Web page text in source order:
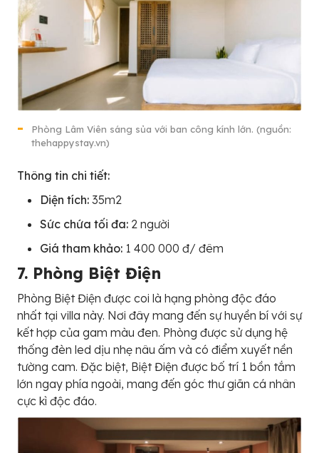
Phòng Lâm Viên sáng sủa với ban công kính lớn. (nguồn:
thehappystay.vn)
Thông tin chi tiết:
Diện tích: 35m2
Sức chứa tối đa: 2 người
Giá tham khảo: 1 400 000 đ/ đêm
7. Phòng Biệt Điện
Phòng Biệt Điện được coi là hạng phòng độc đáo
nhất tại villa này. Nơi đây mang đến sự huyền bí với sự
kết hợp của gam màu đen. Phòng được sử dụng hệ
thống đèn led dịu nhẹ nâu ấm và có điểm xuyết nền
tường cam. Đặc biệt, Biệt Điện được bố trí 1 bồn tắm
lớn ngay phía ngoài, mang đến góc thư giãn cá nhân
cực kì độc đáo.